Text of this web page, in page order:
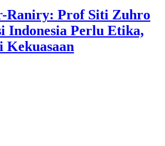
Raniry: Prof Siti Zuhro
Indonesia Perlu Etika,
Kekuasaan